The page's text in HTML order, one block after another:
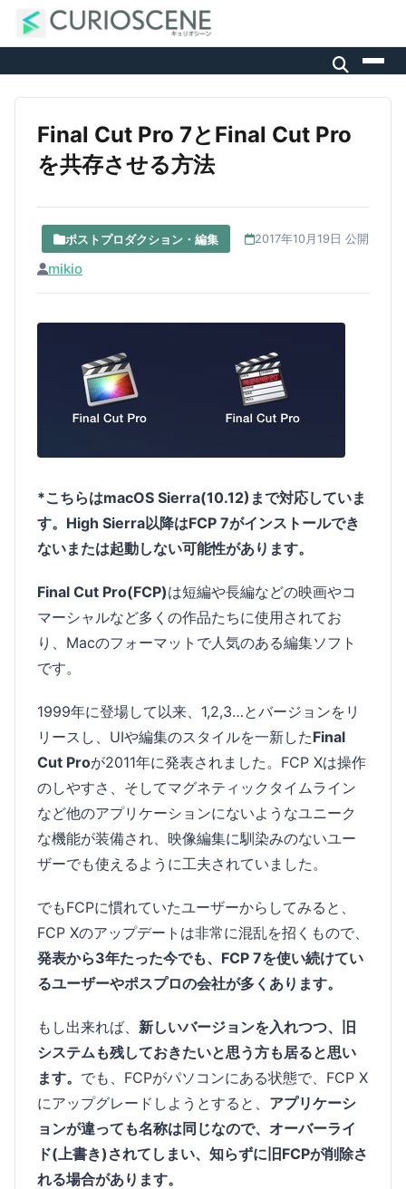
Final Cut Pro 7とFinal Cut Pro
を共存させる方法
ポストプロダクション・編集 2017年10月19日 公開
mikio
*こちらはmacOS Sierra(10.12)まで対応していま
す。High Sierra以降はFCP 7がインストールでき
ないまたは起動しない可能性があります。
Final Cut Pro(FCP)は短編や長編などの映画やコ
マーシャルなど多くの作品たちに使用されてお
り、Macのフォーマットで人気のある編集ソフト
です。
1999年に登場して以来、1,2,3…とバージョンをリ
リースし、UIや編集のスタイルを一新したFinal
Cut Proが2011年に発表されました。FCP Xは操作
のしやすさ、そしてマグネティックタイムライン
など他のアプリケーションにないようなユニーク
な機能が装備され、映像編集に馴染みのないユー
ザーでも使えるように工夫されていました。
でもFCPに慣れていたユーザーからしてみると、
FCP Xのアップデートは非常に混乱を招くもので、
発表から3年たった今でも、FCP 7を使い続けてい
るユーザーやポスプロの会社が多くあります。
もし出来れば、 新しいバージョンを入れつつ、旧
システムも残しておきたいと思う方も居ると思い
ます。 でも、FCPがパソコンにある状態で、FCP X
にアップグレードしようとすると、 アプリケーシ
ョンが違っても名称は同じなので、オーバーライ
ド(上書き)されてしまい、知らずに旧FCPが削除さ
れる場合があります。